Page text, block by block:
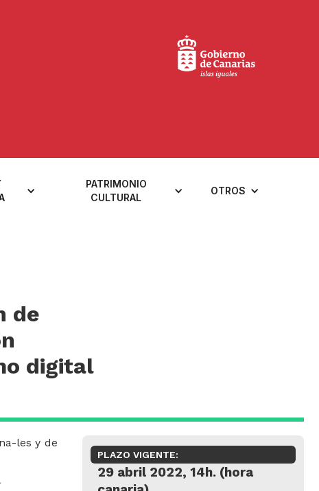
PATRIMONIO
CULTURAL
OTROS
de
digital
les y de
PLAZO VIGENTE:
29 abril 2022, 14h. (hora